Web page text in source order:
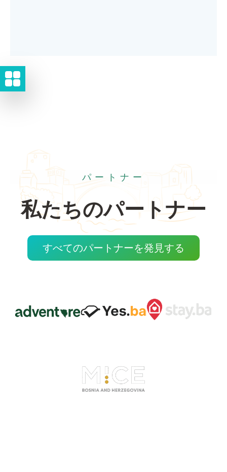
パートナー
私たちのパートナー
すべてのパートナーを発見する